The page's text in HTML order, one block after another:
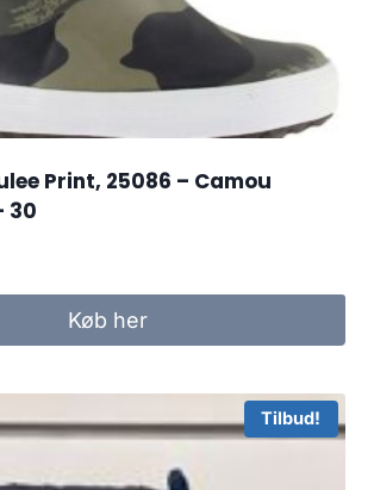
Print, 25086 – Camou
30
Køb her
Tilbud!